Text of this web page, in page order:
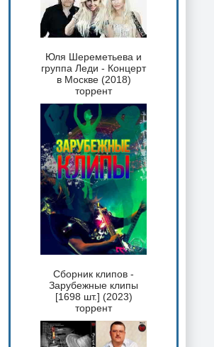
Юля Шереметьева и
группа Леди - Концерт
в Москве (2018)
торрент
Сборник клипов -
Зарубежные клипы
[1698 шт.] (2023)
торрент